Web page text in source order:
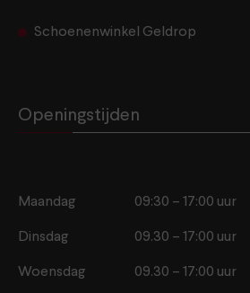
Schoenenwinkel Geldrop
Openingstijden
Maandag 09:30 – 17:00 uur
Dinsdag 09.30 – 17:00 uur
Woensdag 09.30 – 17:00 uur